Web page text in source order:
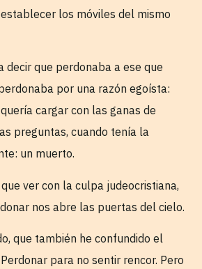
los móviles del mismo
decir que perdonaba a ese que
por una razón egoísta:
cargar con las ganas de
preguntas, cuando tenía la
un muerto.
ver con la culpa judeocristiana,
nos abre las puertas del cielo.
que también he confundido el
para no sentir rencor. Pero